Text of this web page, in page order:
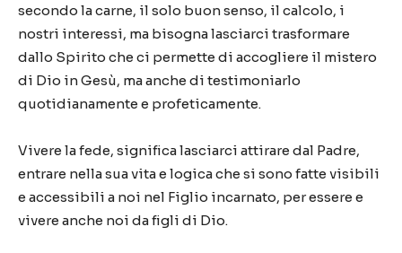
secondo la carne, il solo buon senso, il calcolo, i
nostri interessi, ma bisogna lasciarci trasformare
dallo Spirito che ci permette di accogliere il mistero
di Dio in Gesù, ma anche di testimoniarlo
quotidianamente e profeticamente.
Vivere la fede, significa lasciarci attirare dal Padre,
entrare nella sua vita e logica che si sono fatte visibili
e accessibili a noi nel Figlio incarnato, per essere e
vivere anche noi da figli di Dio.